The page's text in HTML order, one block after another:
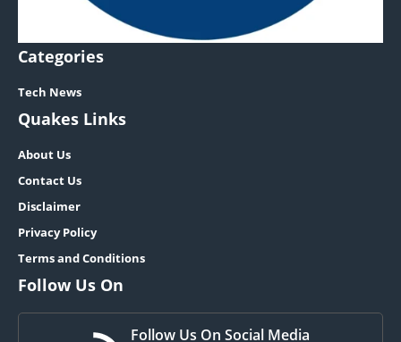
Categories
Tech News
Quakes Links
About Us
Contact Us
Disclaimer
Privacy Policy
Terms and Conditions
Follow Us On
Follow Us On Social Media